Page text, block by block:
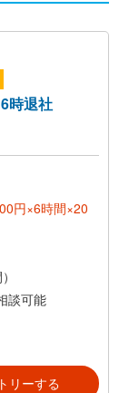
時退社
円×6時間×20
円＋交
談可能
リーする